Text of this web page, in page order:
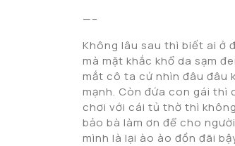
—–
Không lâu sau thì biết ai ở
mà mặt khắc khổ da sạm
mắt cô ta cứ nhìn đâu đâu
mạnh. Còn đứa con gái thì
chơi với cái tủ thờ thì
bảo bà làm ơn để cho
mình là lại ào ào đồn đãi